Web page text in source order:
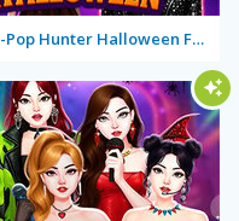
K-Pop Hunter Halloween Fashion